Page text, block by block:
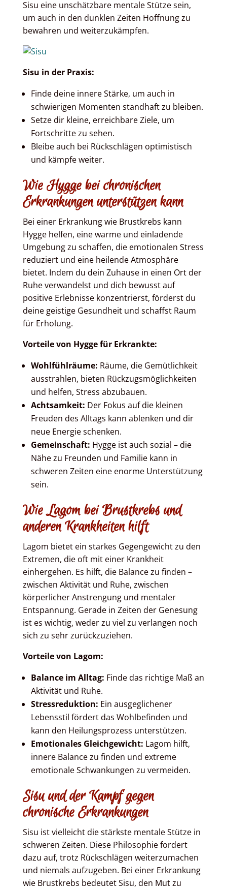
Sisu eine unschätzbare mentale Stütze sein,
um auch in den dunklen Zeiten Hoffnung zu
bewahren und weiterzukämpfen.
Sisu in der Praxis:
Finde deine innere Stärke, um auch in
schwierigen Momenten standhaft zu bleiben.
Setze dir kleine, erreichbare Ziele, um
Fortschritte zu sehen.
Bleibe auch bei Rückschlägen optimistisch
und kämpfe weiter.
Wie Hygge bei chronischen
Erkrankungen unterstützen kann
Bei einer Erkrankung wie Brustkrebs kann
Hygge helfen, eine warme und einladende
Umgebung zu schaffen, die emotionalen Stress
reduziert und eine heilende Atmosphäre
bietet. Indem du dein Zuhause in einen Ort der
Ruhe verwandelst und dich bewusst auf
positive Erlebnisse konzentrierst, förderst du
deine geistige Gesundheit und schaffst Raum
für Erholung.
Vorteile von Hygge für Erkrankte:
Wohlfühlräume: Räume, die Gemütlichkeit
ausstrahlen, bieten Rückzugsmöglichkeiten
und helfen, Stress abzubauen.
Achtsamkeit: Der Fokus auf die kleinen
Freuden des Alltags kann ablenken und dir
neue Energie schenken.
Gemeinschaft: Hygge ist auch sozial – die
Nähe zu Freunden und Familie kann in
schweren Zeiten eine enorme Unterstützung
sein.
Wie Lagom bei Brustkrebs und
anderen Krankheiten hilft
Lagom bietet ein starkes Gegengewicht zu den
Extremen, die oft mit einer Krankheit
einhergehen. Es hilft, die Balance zu finden –
zwischen Aktivität und Ruhe, zwischen
körperlicher Anstrengung und mentaler
Entspannung. Gerade in Zeiten der Genesung
ist es wichtig, weder zu viel zu verlangen noch
sich zu sehr zurückzuziehen.
Vorteile von Lagom:
Balance im Alltag: Finde das richtige Maß an
Aktivität und Ruhe.
Stressreduktion: Ein ausgeglichener
Lebensstil fördert das Wohlbefinden und
kann den Heilungsprozess unterstützen.
Emotionales Gleichgewicht: Lagom hilft,
innere Balance zu finden und extreme
emotionale Schwankungen zu vermeiden.
Sisu und der Kampf gegen
chronische Erkrankungen
Sisu ist vielleicht die stärkste mentale Stütze in
schweren Zeiten. Diese Philosophie fordert
dazu auf, trotz Rückschlägen weiterzumachen
und niemals aufzugeben. Bei einer Erkrankung
wie Brustkrebs bedeutet Sisu, den Mut zu